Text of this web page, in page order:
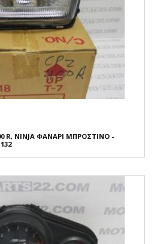
R, NINJA ΦΑΝΑΡΙ ΜΠΡΟΣΤΙΝΟ -